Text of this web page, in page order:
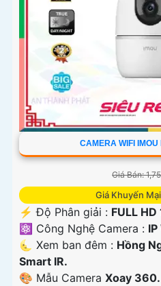
CAMERA WIFI
Giá Bán:
Giá Khuyến
️⚡ Độ Phân giải : FULL
⚛️ Công Nghệ Camera :
🌜 Xem ban đêm : Hồng
Smart IR.
🎨 Mẫu Camera Xoay 360.